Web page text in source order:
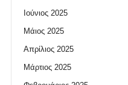
Ιούνιος 2025
Μάιος 2025
Απρίλιος 2025
Μάρτιος 2025